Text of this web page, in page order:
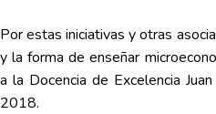
Por estas iniciativas y otras
y la forma de enseñar
a la Docencia de Excelencia
2018.